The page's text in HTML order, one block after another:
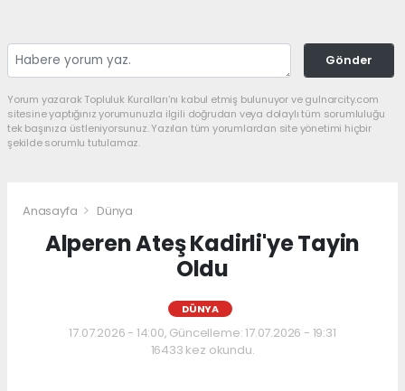
Gönder
Yorum yazarak Topluluk Kuralları’nı kabul etmiş bulunuyor ve gulnarcity.com
sitesine yaptığınız yorumunuzla ilgili doğrudan veya dolaylı tüm sorumluluğu
tek başınıza üstleniyorsunuz. Yazılan tüm yorumlardan site yönetimi hiçbir
şekilde sorumlu tutulamaz.
Anasayfa Dünya
Alperen Ateş Kadirli'ye Tayin
Oldu
DÜNYA
17.07.2026 - 14:00, Güncelleme: 17.07.2026 - 19:31
16433 kez okundu.